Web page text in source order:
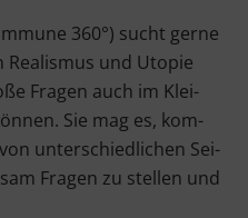
360°) sucht ger­ne
Rea­lis­mus und Uto­pie
Fra­gen auch im Klei­
Sie mag es, kom­
unter­schied­li­chen Sei­
Fra­gen zu stel­len und